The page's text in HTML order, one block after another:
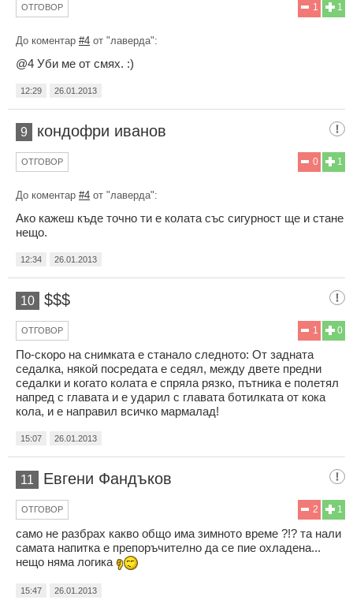
1
1
ОТГОВОР
До коментар #4 от "лаверда":
@4 Уби ме от смях. :)
12:29 26.01.2013
9 кондофри иванов
1
0
ОТГОВОР
До коментар #4 от "лаверда":
Ако кажеш къде точно ти е колата със сигурност ще и стане
нещо.
12:34 26.01.2013
10 $$$
0
1
ОТГОВОР
По-скоро на снимката е станало следното: От задната
седалка, някой посредата е седял, между двете предни
седалки и когато колата е спряла рязко, пътника е полетял
напред с главата и е ударил с главата ботилката от кока
кола, и е направил всичко мармалад!
15:07 26.01.2013
11 Евгени Фандъков
1
2
ОТГОВОР
само не разбрах какво общо има зимното време ?!? та нали
самата напитка е препоръчително да се пие охладена...
нещо няма логика
15:47 26.01.2013